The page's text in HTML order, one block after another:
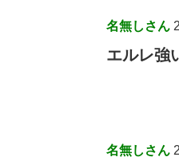
名無しさん
エルレ強
名無しさん